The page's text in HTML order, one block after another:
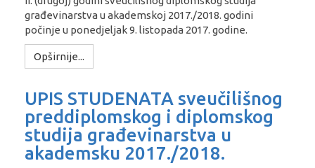
građevinarstva u akademskoj 2017./2018. godini
počinje u ponedjeljak 9. listopada 2017. godine.
Opširnije...
UPIS STUDENATA sveučilišnog
preddiplomskog i diplomskog
studija građevinarstva u
akademsku 2017./2018.